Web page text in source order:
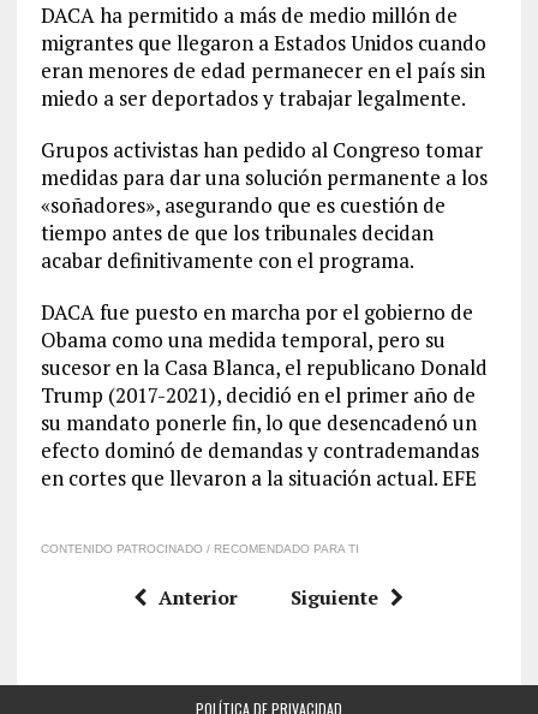
DACA ha permitido a más de medio millón de
migrantes que llegaron a Estados Unidos cuando
eran menores de edad permanecer en el país sin
miedo a ser deportados y trabajar legalmente.
Grupos activistas han pedido al Congreso tomar
medidas para dar una solución permanente a los
«soñadores», asegurando que es cuestión de
tiempo antes de que los tribunales decidan
acabar definitivamente con el programa.
DACA fue puesto en marcha por el gobierno de
Obama como una medida temporal, pero su
sucesor en la Casa Blanca, el republicano Donald
Trump (2017-2021), decidió en el primer año de
su mandato ponerle fin, lo que desencadenó un
efecto dominó de demandas y contrademandas
en cortes que llevaron a la situación actual. EFE
CONTENIDO PATROCINADO / RECOMENDADO PARA TI
Anterior Siguiente
POLÍTICA DE PRIVACIDAD